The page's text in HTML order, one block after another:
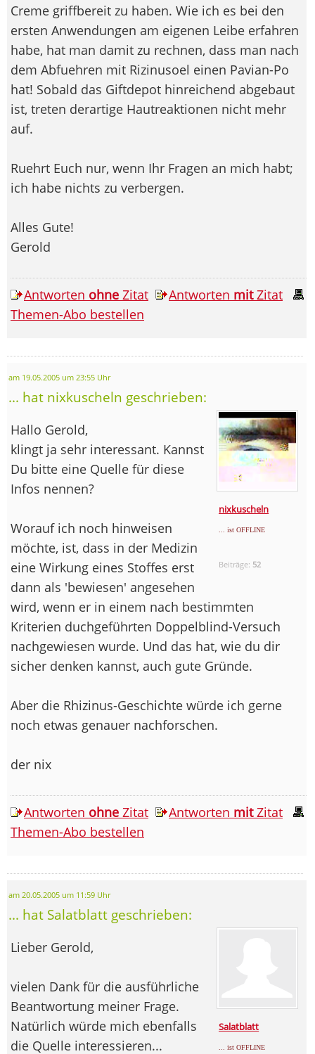
Creme griffbereit zu haben. Wie ich es bei den
ersten Anwendungen am eigenen Leibe erfahren
habe, hat man damit zu rechnen, dass man nach
dem Abfuehren mit Rizinusoel einen Pavian-Po
hat! Sobald das Giftdepot hinreichend abgebaut
ist, treten derartige Hautreaktionen nicht mehr
auf.
Ruehrt Euch nur, wenn Ihr Fragen an mich habt;
ich habe nichts zu verbergen.
Alles Gute!
Gerold
Antworten ohne Zitat Antworten mitZitat
Themen-Abo bestellen
am 19.05.2005 um 23:55 Uhr
... hat nixkuscheln geschrieben:
nixkuscheln
... ist OFFLINE
Beiträge: 52
Hallo Gerold,
klingt ja sehr interessant. Kannst
Du bitte eine Quelle für diese
Infos nennen?
Worauf ich noch hinweisen
möchte, ist, dass in der Medizin
eine Wirkung eines Stoffes erst
dann als 'bewiesen' angesehen
wird, wenn er in einem nach bestimmten
Kriterien duchgeführten Doppelblind-Versuch
nachgewiesen wurde. Und das hat, wie du dir
sicher denken kannst, auch gute Gründe.
Aber die Rhizinus-Geschichte würde ich gerne
noch etwas genauer nachforschen.
der nix
Antworten ohne Zitat Antworten mitZitat
Themen-Abo bestellen
am 20.05.2005 um 11:59 Uhr
... hat Salatblatt geschrieben:
Salatblatt
... ist OFFLINE
Lieber Gerold,
vielen Dank für die ausführliche
Beantwortung meiner Frage.
Natürlich würde mich ebenfalls
die Quelle interessieren...